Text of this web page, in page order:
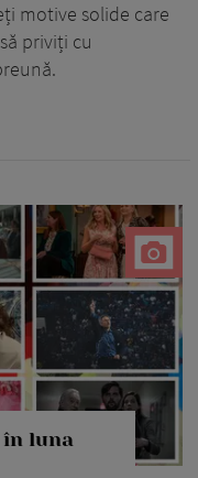
motive solide care
priviți cu
în luna